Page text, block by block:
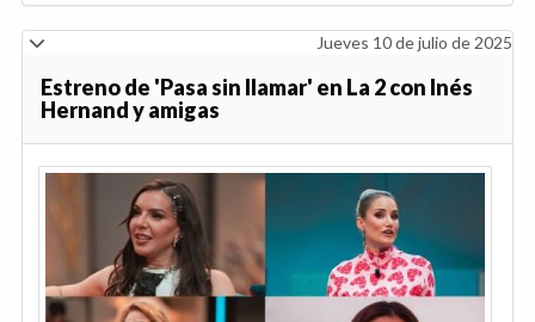
Jueves 10 de julio de 2025
Estreno de 'Pasa sin llamar' en La 2 con Inés
Hernand y amigas